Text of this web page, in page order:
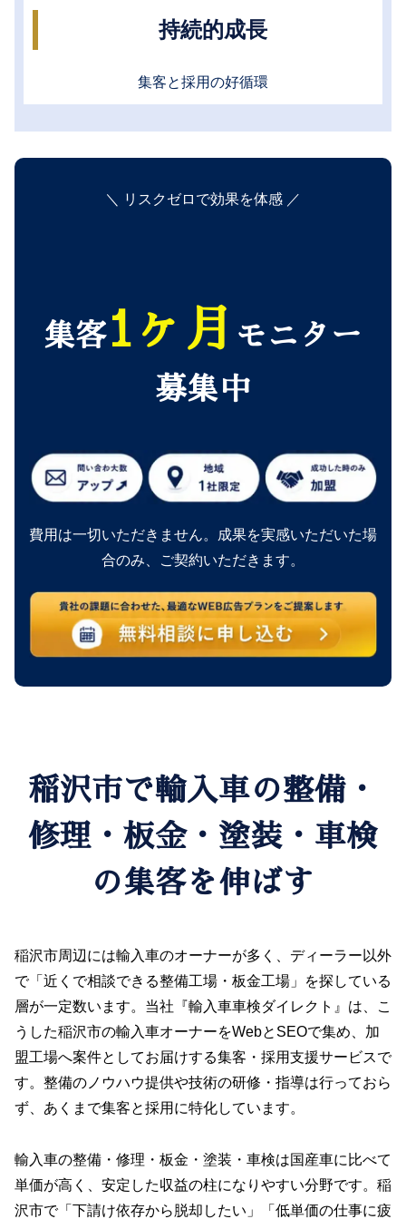
持続的成長
集客と採用の好循環
＼ リスクゼロで効果を体感 ／
集客1ヶ月
モニター
募集中
費用は一切いただきません。成果を実感いただいた場
合のみ、ご契約いただきます。
稲沢市で輸入車の整備・
修理・板金・塗装・車検
の集客を伸ばす
稲沢市周辺には輸入車のオーナーが多く、ディーラー以外
で「近くで相談できる整備工場・板金工場」を探している
層が一定数います。当社『輸入車車検ダイレクト』は、こ
うした稲沢市の輸入車オーナーをWebとSEOで集め、加
盟工場へ案件としてお届けする集客・採用支援サービスで
す。整備のノウハウ提供や技術の研修・指導は行っておら
ず、あくまで集客と採用に特化しています。
輸入車の整備・修理・板金・塗装・車検は国産車に比べて
単価が高く、安定した収益の柱になりやすい分野です。稲
沢市で「下請け依存から脱却したい」「低単価の仕事に疲